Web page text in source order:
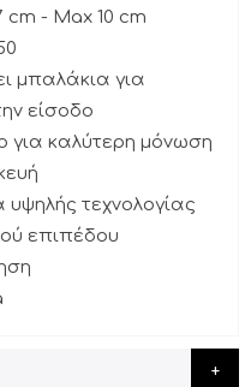
cm - Max 10 cm
μπαλάκια για
είσοδο
για καλύτερη μόνωση
τεχνολογίας
επιπέδου